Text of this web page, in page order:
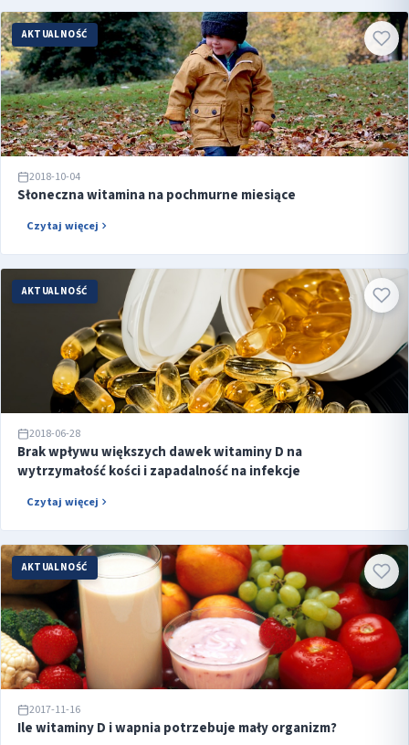
AKTUALNOŚĆ
2018-10-04
Słoneczna witamina na pochmurne miesiące
Czytaj więcej
AKTUALNOŚĆ
2018-06-28
Brak wpływu większych dawek witaminy D na
wytrzymałość kości i zapadalność na infekcje
Czytaj więcej
AKTUALNOŚĆ
2017-11-16
Ile witaminy D i wapnia potrzebuje mały organizm?